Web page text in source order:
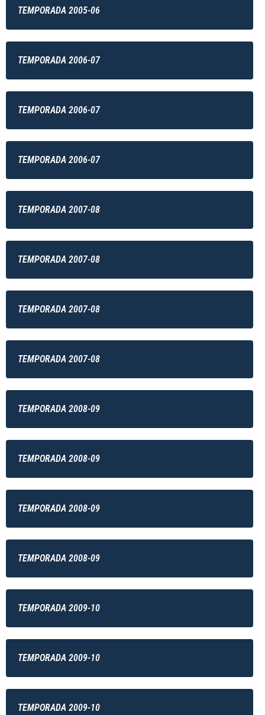
TEMPORADA 2005-06
TEMPORADA 2006-07
TEMPORADA 2006-07
TEMPORADA 2006-07
TEMPORADA 2007-08
TEMPORADA 2007-08
TEMPORADA 2007-08
TEMPORADA 2007-08
TEMPORADA 2008-09
TEMPORADA 2008-09
TEMPORADA 2008-09
TEMPORADA 2008-09
TEMPORADA 2009-10
TEMPORADA 2009-10
TEMPORADA 2009-10